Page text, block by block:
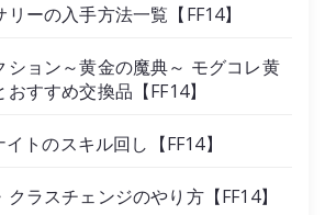
ーの入手方法一覧【FF14】
ョン～黄金の魔典～ モグコレ黄
すすめ交換品【FF14】
イトのスキル回し【FF14】
ラスチェンジのやり方【FF14】